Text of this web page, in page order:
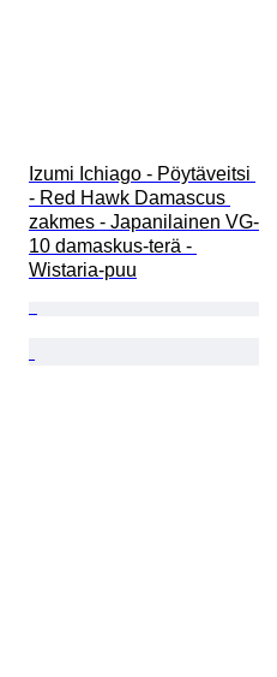
Izumi Ichiago - Pöytäveitsi
- Red Hawk Damascus
zakmes - Japanilainen VG-
10 damaskus-terä -
Wistaria-puu